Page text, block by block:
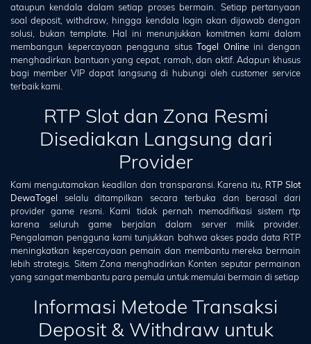
ataupun kendala dalam setiap proses bermain. Setiap pertanyaan
soal deposit, withdraw, hingga kendala login akan dijawab dengan
solusi, bukan template. Hal ini menunjukkan komitmen kami dalam
membangun kepercayaan pengguna situsTogel Onlineini dengan
menghadirkan bantuan yang cepat, ramah, dan aktif. Adapun khusus
bagi member VIP dapat langsung di hubungi oleh customer service
terbaik kami.
RTP Slot dan Zona Resmi
Disediakan Langsung dari
Provider
Kami mengutamakan keadilan dan transparansi. Karena itu, RTP Slot
DewaTogel selalu ditampilkan secara terbuka dan berasal dari
provider game resmi. Kami tidak pernah memodifikasi sistem rtp
karena seluruh game berjalan dalam server milik provider.
Pengalaman pengguna kami tunjukkan bahwa akses pada data RTP
meningkatkan kepercayaan pemain dan membantu mereka bermain
lebih strategis. Sitem Zona menghadirkan Konten seputar permainan
yang sangat membantu para pemula untuk memulai bermain di setiap
Informasi Metode Transaksi
Deposit & Withdraw untuk